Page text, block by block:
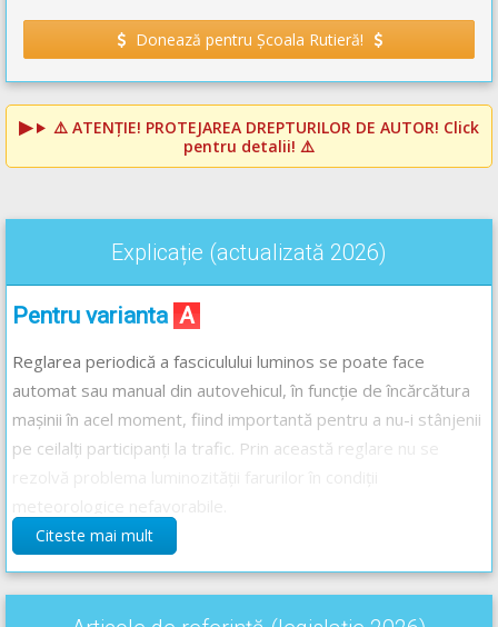
Donează pentru Școala Rutieră!
⚠️ ATENȚIE! PROTEJAREA DREPTURILOR DE AUTOR! Click
pentru detalii! ⚠️
Explicație (actualizată 2026)
Pentru varianta A
Reglarea periodică a fasciculului luminos se poate face
automat sau manual din autovehicul, în funcție de încărcătura
mașinii în acel moment, fiind importantă pentru a nu-i stânjenii
pe ceilalți participanți la trafic. Prin această reglare nu se
Pentru variantaB
Citeste mai mult